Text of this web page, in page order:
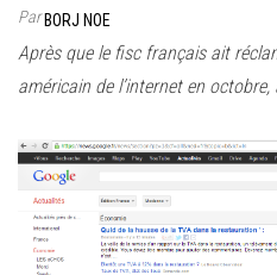
ParBORJ NOE
Après que le fisc français ait
américain de l’internet en